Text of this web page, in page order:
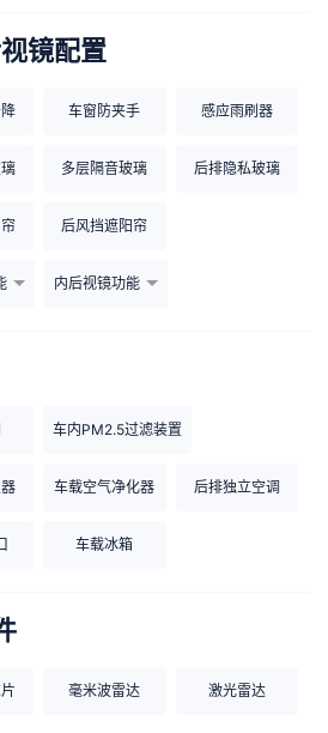
镜配置
车窗防夹手 感应雨刷器
多层隔音玻璃 后排隐私玻璃
后风挡遮阳帘
内后视镜功能
车内PM2.5过滤装置
车载空气净化器 后排独立空调
车载冰箱
毫米波雷达 激光雷达